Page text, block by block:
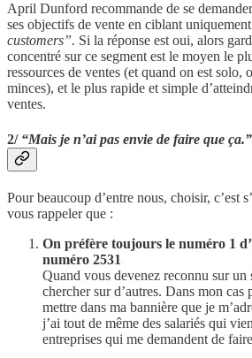
April Dunford recommande de se
ses objectifs de vente en ciblant uniquement
customers”. Si la réponse est oui, alors
concentré sur ce segment est le moyen le
ressources de ventes (et quand on est solo,
minces), et le plus rapide et simple
ventes.
2/ “Mais je n’ai pas envie de faire que ça.”
Pour beaucoup d’entre nous, choisir, c’est
vous rappeler que :
On préfère toujours le numéro 1
numéro 2531
Quand vous devenez reconnu sur
chercher sur d’autres. Dans mon cas
mettre dans ma bannière que je
j’ai tout de même des salariés qui
entreprises qui me demandent de